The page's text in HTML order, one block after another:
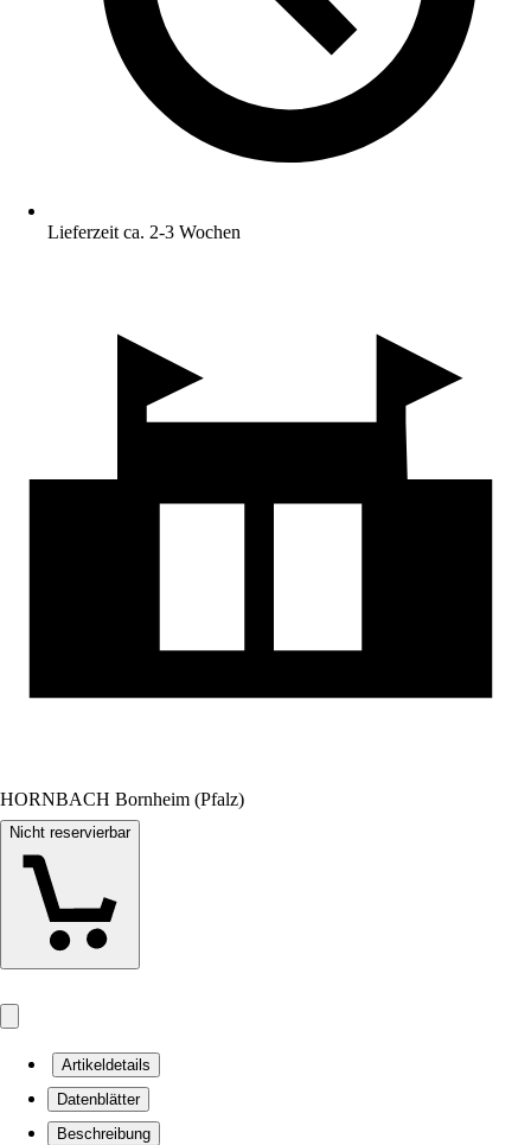
Lieferzeit ca. 2-3 Wochen
HORNBACH Bornheim (Pfalz)
Nicht reservierbar
Artikeldetails
Datenblätter
Beschreibung